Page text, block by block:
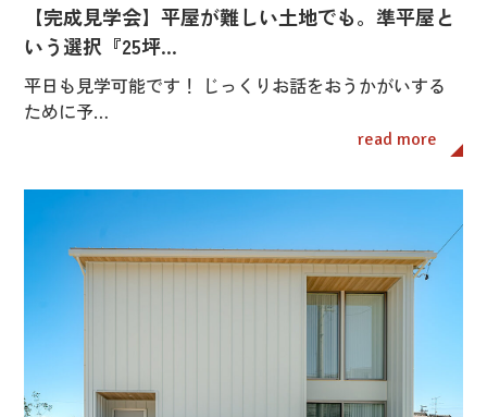
【完成見学会】平屋が難しい土地でも。準平屋と
いう選択『25坪…
平日も見学可能です！ じっくりお話をおうかがいする
ために予…
read more